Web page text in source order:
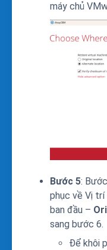
máy chủ
Bước 5:
phục về Vị
ban đầu –
sang bước 6.
Để khôi